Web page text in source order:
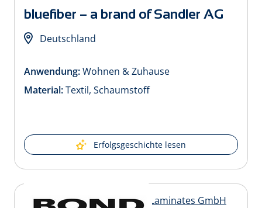
bluefiber – a brand of Sandler AG
Deutschland
Anwendung:Wohnen & Zuhause
Material:Textil, Schaumstoff
Erfolgsgeschichte lesen